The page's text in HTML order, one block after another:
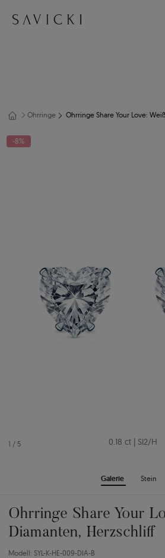
Ohrringe Ohrringe Share Your Love:
1 / 5
Galerie Stein
-8%
0.18 ct | SI2/H
Ohrringe Share Your
Diamanten, Herzschliff
Modell: SYL-K-HE-009-DIA-B